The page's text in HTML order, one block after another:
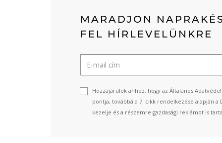
MARADJON
FEL HÍRLEVELÜNKRE
Hozzájárulok ahhoz, hogy az Általános
pontja, továbbá a 7. cikk rendelkezése alapján
kezelje és a részemre gazdasági reklámot is